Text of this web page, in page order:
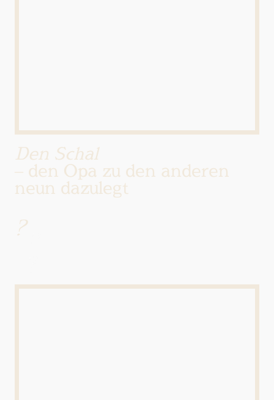
Den Schal
– den Opa zu den anderen
neun dazulegt
?